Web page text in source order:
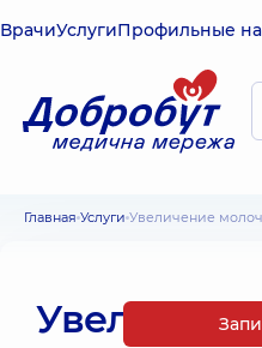
ВрачиУслугиПрофильные
Главная Услуги Увеличение